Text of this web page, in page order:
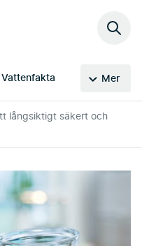
Vattenfakta Mer
Sök
långsiktigt säkert och